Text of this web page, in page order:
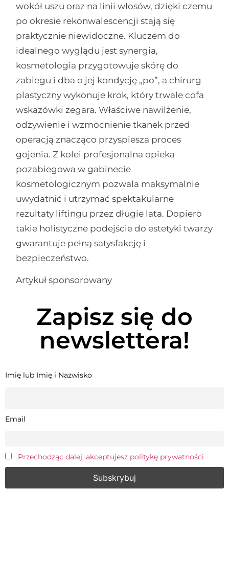
wokół uszu oraz na linii włosów, dzięki czemu
po okresie rekonwalescencji stają się
praktycznie niewidoczne. Kluczem do
idealnego wyglądu jest synergia,
kosmetologia przygotowuje skórę do
zabiegu i dba o jej kondycję „po”, a chirurg
plastyczny wykonuje krok, który trwale cofa
wskazówki zegara. Właściwe nawilżenie,
odżywienie i wzmocnienie tkanek przed
operacją znacząco przyspiesza proces
gojenia. Z kolei profesjonalna opieka
pozabiegowa w gabinecie
kosmetologicznym pozwala maksymalnie
uwydatnić i utrzymać spektakularne
rezultaty liftingu przez długie lata. Dopiero
takie holistyczne podejście do estetyki twarzy
gwarantuje pełną satysfakcję i
bezpieczeństwo.
Artykuł sponsorowany
Zapisz się do
newslettera!
Imię lub Imię i Nazwisko
Email
Przechodząc dalej, akceptujesz politykę prywatności